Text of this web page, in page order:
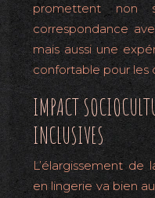
promettent non
correspondance
mais aussi une
confortable pour les
IMPACT
INCLUSIVES
L’élargissement
en lingerie va bien